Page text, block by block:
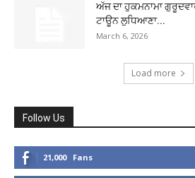
ਅੱਜ ਦਾ ਹੁਕਮਨਾਮਾ
ਟਾਊਨ ਲੁਧਿਆਣਾ...
March 6, 2026
Load more
Follow Us
21,000 Fans